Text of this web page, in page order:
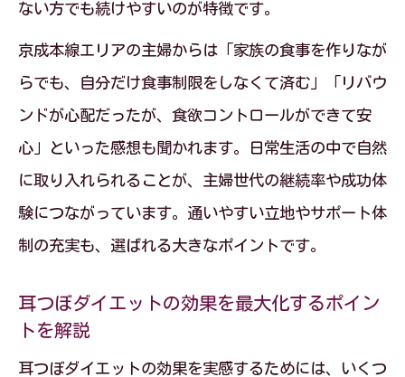
ない方でも続けやすいのが特徴です。
京成本線エリアの主婦からは「家族の食事を作りなが
らでも、自分だけ食事制限をしなくて済む」「リバウ
ンドが心配だったが、食欲コントロールができて安
心」といった感想も聞かれます。日常生活の中で自然
に取り入れられることが、主婦世代の継続率や成功体
験につながっています。通いやすい立地やサポート体
制の充実も、選ばれる大きなポイントです。
耳つぼダイエットの効果を最大化するポイン
トを解説
耳つぼダイエットの効果を実感するためには、いくつ